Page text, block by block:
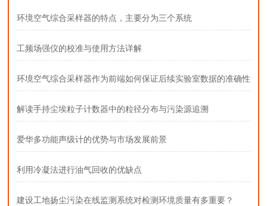
环境空气综合采样器的特点，主要分为三个系统
工频场强仪的校准与使用方法详解
环境空气综合采样器作为前端如何保证后续实验室数据的准确性
解读手持尘埃粒子计数器中的粒径分布与污染源追溯
爱华多功能声级计的优势与市场发展前景
利用冷凝法进行油气回收的优缺点
建设工地扬尘污染在线监测系统对检测环境质量有多重要？